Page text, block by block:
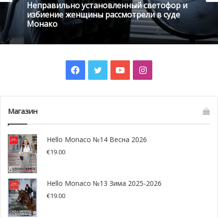
Растрата денег одной
монегасской компании в
отместку за увольнение
Потеря работы является достаточно болезненным
Неправильно установленный светофор и
избиение женщины рассмотрели в суде
Монако
20 января , 2022
Интимные фото из мести и кража в
условиях полного доверия: суд Монако
Facebook
TwitterYouTubeInstagram
Магазин
Hello Monaco №14 Весна 2026
€19.00
Hello Monaco №13 Зима 2025-2026
€19.00